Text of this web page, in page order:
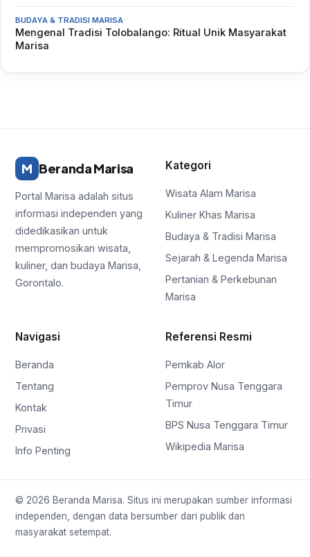
BUDAYA & TRADISI MARISA
Mengenal Tradisi Tolobalango: Ritual Unik Masyarakat
Marisa
M Beranda Marisa
Portal Marisa adalah situs
informasi independen yang
didedikasikan untuk
mempromosikan wisata,
kuliner, dan budaya Marisa,
Gorontalo.
Kategori
Wisata Alam Marisa
Kuliner Khas Marisa
Budaya & Tradisi Marisa
Sejarah & Legenda Marisa
Pertanian & Perkebunan
Marisa
Navigasi
Beranda
Tentang
Kontak
Privasi
Info Penting
Referensi Resmi
Pemkab Alor
Pemprov Nusa Tenggara
Timur
BPS Nusa Tenggara Timur
Wikipedia Marisa
© 2026 Beranda Marisa. Situs ini merupakan sumber informasi
independen, dengan data bersumber dari publik dan
masyarakat setempat.